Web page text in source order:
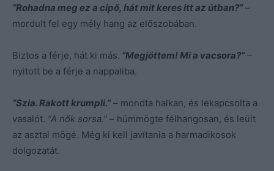
“Rohadna meg ez a cipő, hát mit keres itt az útban?”–
mordult fel egy mély hang az előszobában.
Biztos a férje, hát ki más. “Megjöttem! Mi a vacsora?” –
nyitott be a férje a nappaliba.
“Szia. Rakott krumpli.”– mondta halkan, és lekapcsolta a
vasalót. “A nők sorsa.” – hümmögte félhangosan, és leült
az asztal mögé. Még ki kell javítania a harmadikosok
dolgozatát.